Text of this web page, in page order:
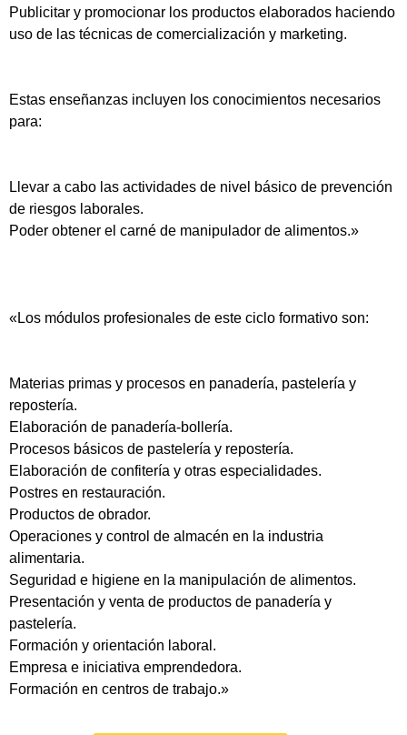
Publicitar y promocionar los productos elaborados haciendo
uso de las técnicas de comercialización y marketing.
Estas enseñanzas incluyen los conocimientos necesarios
para:
Llevar a cabo las actividades de nivel básico de prevención
de riesgos laborales.
Poder obtener el carné de manipulador de alimentos.»
«Los módulos profesionales de este ciclo formativo son:
Materias primas y procesos en panadería, pastelería y
repostería.
Elaboración de panadería-bollería.
Procesos básicos de pastelería y repostería.
Elaboración de confitería y otras especialidades.
Postres en restauración.
Productos de obrador.
Operaciones y control de almacén en la industria
alimentaria.
Seguridad e higiene en la manipulación de alimentos.
Presentación y venta de productos de panadería y
pastelería.
Formación y orientación laboral.
Empresa e iniciativa emprendedora.
Formación en centros de trabajo.»